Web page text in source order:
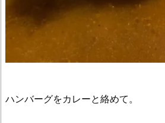
ハンバーグをカレーと絡めて。